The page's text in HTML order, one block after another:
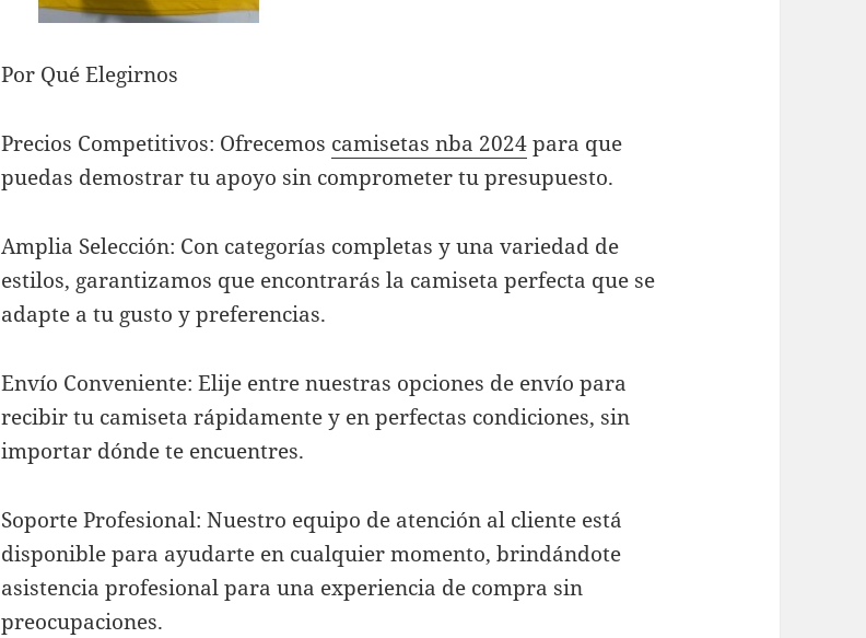
Por Qué Elegirnos
Precios Competitivos: Ofrecemos camisetas nba 2024para que
puedas demostrar tu apoyo sin comprometer tu presupuesto.
Amplia Selección: Con categorías completas y una variedad de
estilos, garantizamos que encontrarás la camiseta perfecta que se
adapte a tu gusto y preferencias.
Envío Conveniente: Elije entre nuestras opciones de envío para
recibir tu camiseta rápidamente y en perfectas condiciones, sin
importar dónde te encuentres.
Soporte Profesional: Nuestro equipo de atención al cliente está
disponible para ayudarte en cualquier momento, brindándote
asistencia profesional para una experiencia de compra sin
preocupaciones.